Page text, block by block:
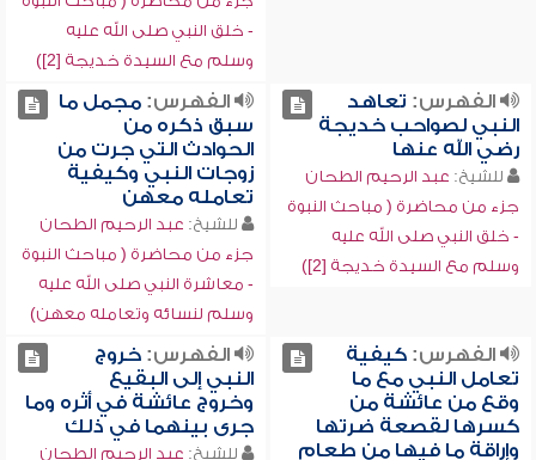
- خلق النبي صلى الله عليه
وسلم مع السيدة خديجة [2])
الفهرس: تعاهد
النبي لصواحب خديجة
رضي الله عنها
للشيخ: عبد الرحيم الطحان
جزء من محاضرة ( مباحث النبوة
- خلق النبي صلى الله عليه
وسلم مع السيدة خديجة [2])
الفهرس:مجمل ما
سبق ذكره من
الحوادث التي جرت من
زوجات النبي وكيفية
تعامله معهن
للشيخ: عبد الرحيم الطحان
جزء من محاضرة ( مباحث النبوة
- معاشرة النبي صلى الله عليه
وسلم لنسائه وتعامله معهن)
الفهرس:كيفية
تعامل النبي مع ما
وقع من عائشة من
كسرها لقصعة ضرتها
وإراقة ما فيها من طعام
الفهرس:خروج
النبي إلى البقيع
وخروج عائشة في أثره وما
جرى بينهما في ذلك
للشيخ: عبد الرحيم الطحان